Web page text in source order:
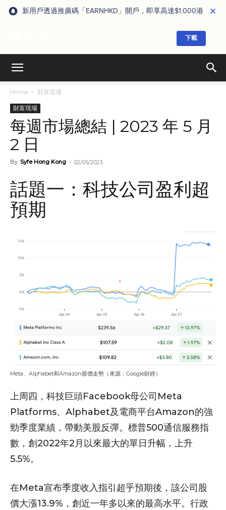
新用戶透過推廣碼「EARNHKD」開戶，即享高達$1,000港元獎賞
下載
Home 財富現場
財富現場
每週市場總結 | 2023 年 5 月
2 日
By Syfe Hong Kong - 02/05/2023
話題一：科技公司盈利超
預期
Meta、Alphabet和Amazon股價走勢（來源：Google財經）
上周四，科技巨頭Facebook母公司Meta
Platforms、Alphabet及電商平台Amazon的強
勁季度業績，帶動美股反彈。標普500通信服務指
數，創2022年2月以來最大的單日升幅，上升
5.5%。
在Meta宣布季度收入指引超乎預期後，該公司股
價大漲13.9%，創近一年多以來的最高水平。行政